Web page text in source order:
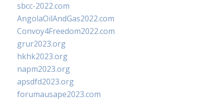
sbcc-2022.com
AngolaOilAndGas2022.com
Convoy4Freedom2022.com
grur2023.org
hkhk2023.org
napm2023.org
apsdfd2023.org
forumausape2023.com